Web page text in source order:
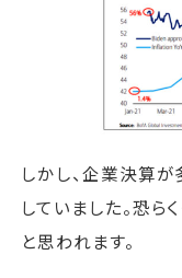
しかし、企業決算
していました。恐ら
と思われます。